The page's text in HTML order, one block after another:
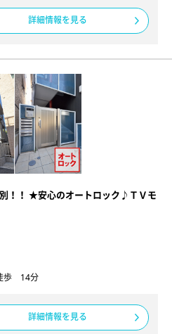
詳細情報を見る
！！ ★安心のオートロック♪ＴＶモ
歩 14分
詳細情報を見る